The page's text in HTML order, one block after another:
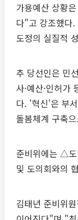
가용예산 상황
다"고 강조했다
도정의 실질적
추 당선인은 민
사·예산·인허가
다. '혁신'은 부
돌봄체계 구축
준비위에는 △
및 도의회와의
김태년 준비위